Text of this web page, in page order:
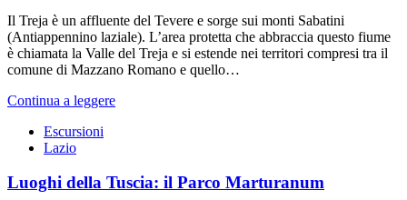
Il Treja è un affluente del Tevere e sorge sui monti Sabatini
(Antiappennino laziale). L’area protetta che abbraccia questo fiume
è chiamata la Valle del Treja e si estende nei territori compresi tra il
comune di Mazzano Romano e quello…
Continua a leggere
Escursioni
Lazio
Luoghi della Tuscia: il Parco Marturanum